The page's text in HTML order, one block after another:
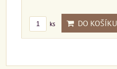
ks DO KOŠÍKU